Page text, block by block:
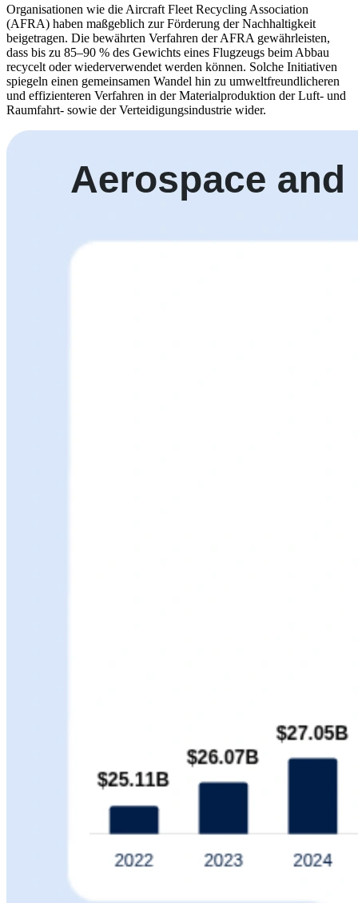
Organisationen wie die Aircraft Fleet Recycling Association
(AFRA) haben maßgeblich zur Förderung der Nachhaltigkeit
beigetragen. Die bewährten Verfahren der AFRA gewährleisten,
dass bis zu 85–90 % des Gewichts eines Flugzeugs beim Abbau
recycelt oder wiederverwendet werden können. Solche Initiativen
spiegeln einen gemeinsamen Wandel hin zu umweltfreundlicheren
und effizienteren Verfahren in der Materialproduktion der Luft- und
Raumfahrt- sowie der Verteidigungsindustrie wider.